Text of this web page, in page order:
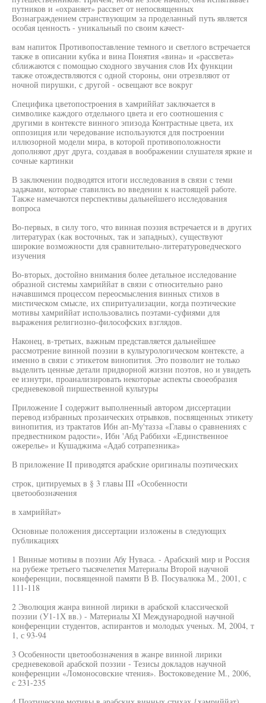
путников и «охраняет» рассвет от непосвященных
Вознаграждением странствующим за проделанный путь является
особая ценность - уникальный по своим качест-
вам напиток Противопоставление темного и светлого встречается
также в описании кубка и вина Понятия «вина» и «рассвета»
сближаются с помощью сходного звучания слов Их функции
также отождествляются с одной стороны, они отрезвляют от
ночной пирушки, с другой - освещают все вокруг
Специфика цветопостроения в хамриййат заключается в
символике каждого отдельного цвета и его соотношения с
другими в контексте винного эпизода Контрастные цвета, их
оппозиция или чередование используются для построении
иллюзорной модели мира, в которой противоположности
дополняют друг друга, создавая в воображении слушателя яркие и
сочные картинки
В заключении подводятся итоги исследования в связи с теми
задачами, которые ставились во введении к настоящей работе.
Также намечаются перспективы дальнейшего исследования
вопроса
Во-первых, в силу того, что винная поэзия встречается и в других
литературах (как восточных, так и западных), существуют
широкие возможности для сравнительно-литературоведческого
изучения
Во-вторых, достойно внимания более детальное исследование
образной системы хамриййат в связи с относительно рано
начавшимся процессом переосмысления винных стихов в
мистическом смысле, их спиритуализации, когда поэтические
мотивы хамриййат использовались поэтами-суфиями для
выражения религиозно-философских взглядов.
Наконец, в-третьих, важным представляется дальнейшее
рассмотрение винной поэзии в культурологическом контексте, а
именно в связи с этикетом винопития. Это позволит не только
выделить ценные детали придворной жизни поэтов, но и увидеть
ее изнутри, проанализировать некоторые аспекты своеобразия
средневековой пиршественной культуры
Приложение I содержит выполненный автором диссертации
перевод избранных прозаических отрывков, посвященных этикету
винопития, из трактатов Ибн ап-Му'тазза «Главы о сравнениях с
предвестником радости», Ибн 'Абд Раббихи «Единственное
ожерелье» и Кушаджима «Адаб сотрапезника»
В приложение II приводятся арабские оригиналы поэтических
строк, цитируемых в § 3 главы III «Особенности
цветообозначения
в хамриййат»
Основные положения диссертации изложены в следующих
публикациях
1 Винные мотивы в поэзии Абу Нуваса. - Арабский мир и Россия
на рубеже третьего тысячелетия Материалы Второй научной
конференции, посвященной памяти В В. Посувалюка М., 2001, с
111-118
2 Эволюция жанра винной лирики в арабской классической
поэзии (У1-1Х вв.) - Материалы XI Международной научной
конференции студентов, аспирантов и молодых ученых. М, 2004, т
1, с 93-94
3 Особенности цветообозначения в жанре винной лирики
средневековой арабской поэзии - Тезисы докладов научной
конференции «Ломоносовские чтения». Востоковедение М., 2006,
с 231-235